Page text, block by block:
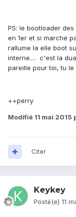
PS: le bootloader
en 1er et si marche
rallume la elle boot
interne.... c'est la
pareille pour toi, tu
++perry
Modifié 11 mai 2015
Citer
Keykey
Posté(e) 11